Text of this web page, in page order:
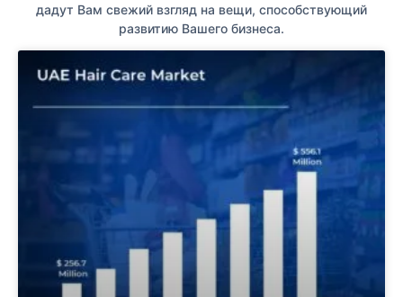
дадут Вам свежий взгляд на вещи, способствующий
развитию Вашего бизнеса.